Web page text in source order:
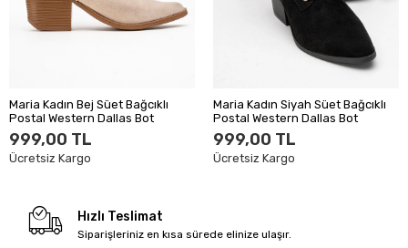
Maria Kadın Bej Süet Bağcıklı
Postal Western Dallas Bot
999,00 TL
Ücretsiz Kargo
Maria Kadın Siyah Süet Bağcıklı
Postal Western Dallas Bot
999,00 TL
Ücretsiz Kargo
Hızlı Teslimat
Siparişleriniz en kısa sürede elinize ulaşır.